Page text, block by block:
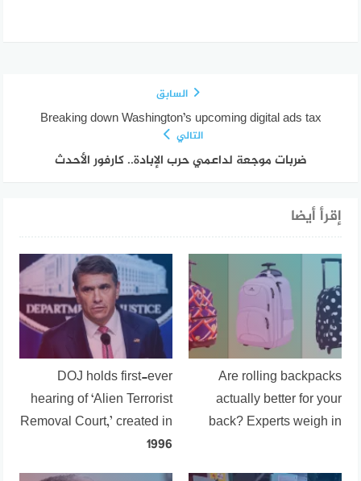
السابق
Breaking down Washington’s upcoming digital ads tax
التالي
ضربات موجعة لداعمي حرب الإبادة.. كارفور الأحدث
إقرأ أيضا
Are rolling backpacks
actually better for your
back? Experts weigh in
DOJ holds first-ever
hearing of ‘Alien Terrorist
Removal Court,’ created in
1996